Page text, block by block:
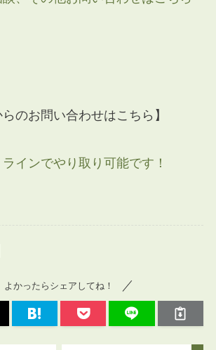
らのお問い合わせはこちら】
インでやり取り可能です！
よかったらシェアしてね！